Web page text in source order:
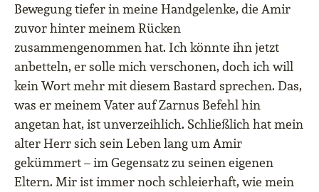
Bewegung tiefer in meine Handgelenke, die Amir
zuvor hinter meinem Rücken
zusammengenommen hat. Ich könnte ihn jetzt
anbetteln, er solle mich verschonen, doch ich will
kein Wort mehr mit diesem Bastard sprechen. Das,
was er meinem Vater auf Zarnus Befehl hin
angetan hat, ist unverzeihlich. Schließlich hat mein
alter Herr sich sein Leben lang um Amir
gekümmert – im Gegensatz zu seinen eigenen
Eltern. Mir ist immer noch schleierhaft, wie mein